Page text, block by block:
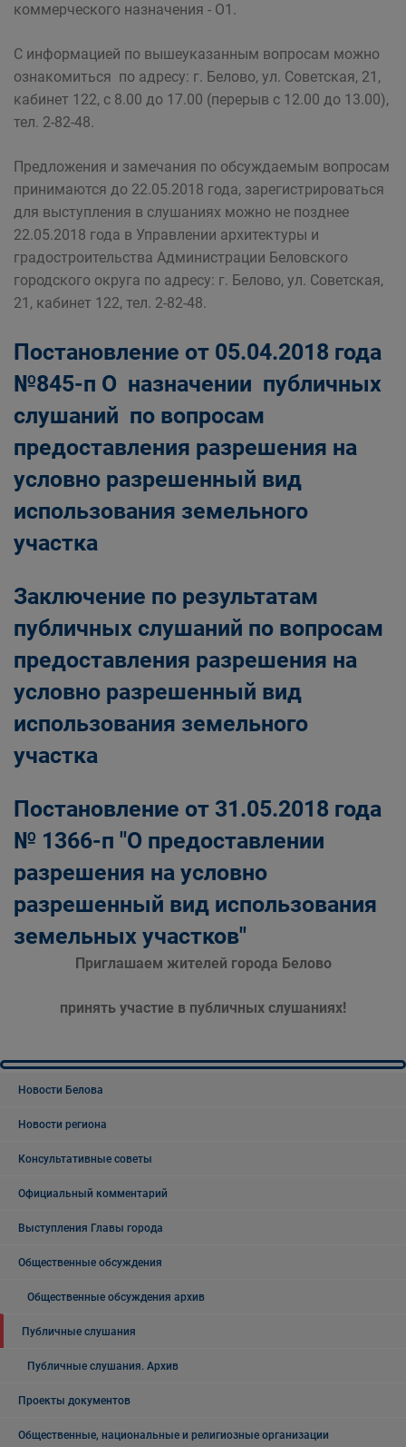
коммерческого назначения - О1.
С информацией по вышеуказанным вопросам можно
ознакомиться по адресу: г. Белово, ул. Советская, 21,
кабинет 122, с 8.00 до 17.00 (перерыв с 12.00 до 13.00),
тел. 2-82-48.
Предложения и замечания по обсуждаемым вопросам
принимаются до 22.05.2018 года, зарегистрироваться
для выступления в слушаниях можно не позднее
22.05.2018 года в Управлении архитектуры и
градостроительства Администрации Беловского
городского округа по адресу: г. Белово, ул. Советская,
21, кабинет 122, тел. 2-82-48.
Постановление от 05.04.2018 года
№845-п О назначении публичных
слушаний по вопросам
предоставления разрешения на
условно разрешенный вид
использования земельного
участка
Заключение по результатам
публичных слушаний по вопросам
предоставления разрешения на
условно разрешенный вид
использования земельного
участка
Постановление от 31.05.2018 года
№ 1366-п "О предоставлении
разрешения на условно
разрешенный вид использования
земельных участков"
Приглашаем жителей города Белово
принять участие в публичных слушаниях!
Новости Белова
Новости региона
Консультативные советы
Официальный комментарий
Выступления Главы города
Общественные обсуждения
Общественные обсуждения архив
Публичные слушания
Публичные слушания. Архив
Проекты документов
Общественные, национальные и религиозные организации